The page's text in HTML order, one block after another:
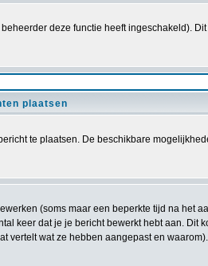
deze functie heeft ingeschakeld).
plaatsen
te plaatsen. De beschikbare
(soms maar een beperkte tijd na het
keer dat je je bericht bewerkt hebt aan.
wat ze hebben aangepast en